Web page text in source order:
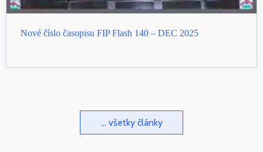
Nové číslo časopisu FIP Flash 140 – DEC 2025
... všetky články